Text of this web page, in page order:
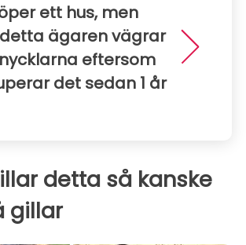
ett hus, men
ägaren vägrar
eftersom
det sedan 1 år
detta så kanske
gillar